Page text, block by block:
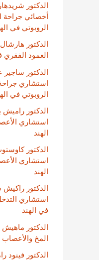
الدكتور
أخصائي جراحة
الروبوتي في
الدكتور
العمود الفقري
الدكتور
استشاري
الروبوتي في
الدكتور راميش
استشاري
الهند
الدكتور
استشاري
الهند
الدكتور
استشاري
في الهند
الدكتور
المخ والأعصاب
الدكتور فينود